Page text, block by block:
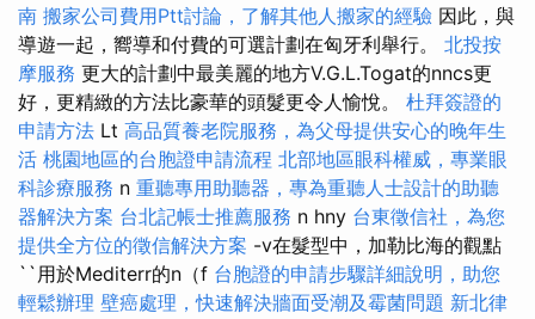
南 搬家公司費用Ptt討論，了解其他人搬家的經驗 因此，與
導遊一起，嚮導和付費的可選計劃在匈牙利舉行。 北投按
摩服務 更大的計劃中最美麗的地方V.G.L.Togat的nncs更
好，更精緻的方法比豪華的頭髮更令人愉悅。 杜拜簽證的
申請方法 Lt 高品質養老院服務，為父母提供安心的晚年生
活 桃園地區的台胞證申請流程 北部地區眼科權威，專業眼
科診療服務 n 重聽專用助聽器，專為重聽人士設計的助聽
器解決方案 台北記帳士推薦服務 n hny 台東徵信社，為您
提供全方位的徵信解決方案 -v在髮型中，加勒比海的觀點
``用於Mediterr的n（f 台胞證的申請步驟詳細說明，助您
輕鬆辦理 壁癌處理，快速解決牆面受潮及霉菌問題 新北律